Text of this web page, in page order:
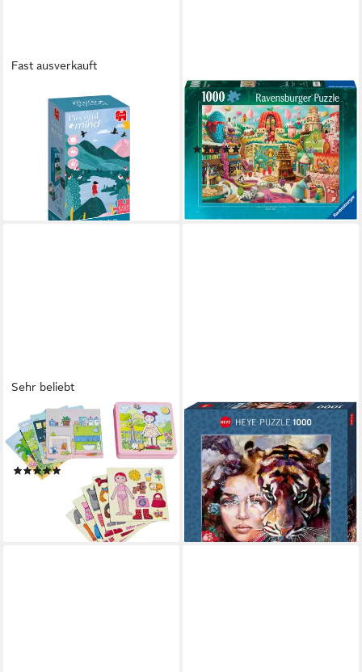
Fast ausverkauft
JUMBO SPIELE
Puzzle Pieceful Mind, Ein
Stück Natur, 6 Puzzles mit je
54 Teile, 54 Puzzleteile
ab 15,95 €
lieferbar - in 2-3 Werktagen bei dir
RAVENSBURGER
Puzzle Sweet Street, 1000
Puzzleteile, Made in Germany
(3)
ab 11,29 € UVP16,99 €
-34%
lieferbar - in 3-4 Werktagen bei dir
Sehr beliebt
HABA
Puzzle Anziehpuppe Lilli, 54
Puzzleteile
UVP17,99 €
lieferbar in 2 Wochen
Puzzle Steadfast Heart /
Companions, 1000
Puzzleteile, Made in Germany
ab 18,29 €
lieferbar - in 6-8 Werktagen bei dir